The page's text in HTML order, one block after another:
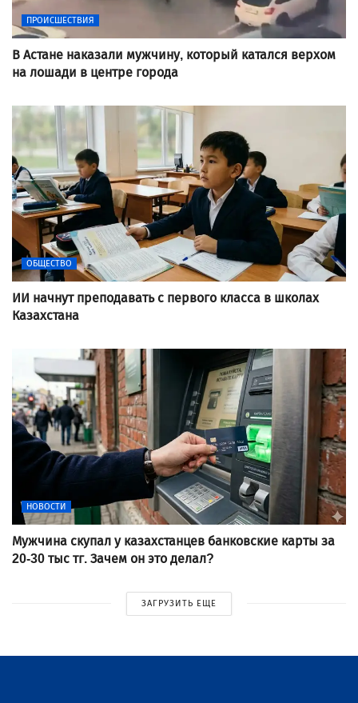
ПРОИСШЕСТВИЯ
В Астане наказали мужчину, который катался верхом
на лошади в центре города
ОБЩЕСТВО
ИИ начнут преподавать с первого класса в школах
Казахстана
НОВОСТИ
Мужчина скупал у казахстанцев банковские карты за
20-30 тыс тг. Зачем он это делал?
ЗАГРУЗИТЬ ЕЩЕ